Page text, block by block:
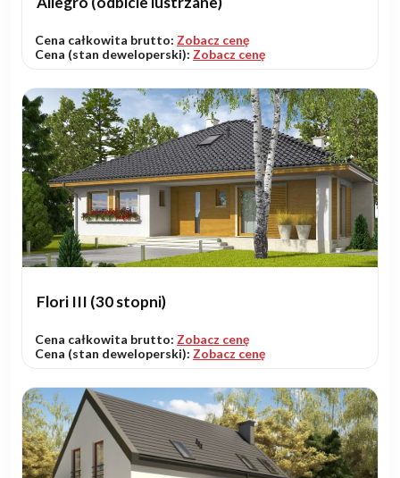
Cena całkowita brutto: Zobacz cenę
Cena (stan deweloperski): Zobacz cenę
Flori III (30 stopni)
Cena całkowita brutto: Zobacz cenę
Cena (stan deweloperski): Zobacz cenę